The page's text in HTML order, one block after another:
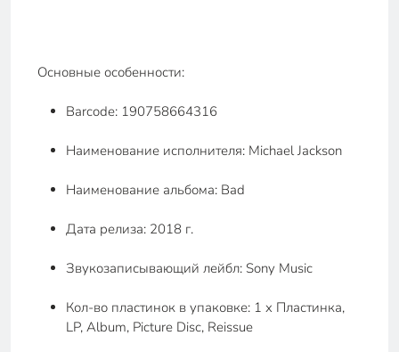
Основные особенности:
Barcode: 190758664316
Наименование исполнителя: Michael Jackson
Наименование альбома: Bad
Дата релиза: 2018 г.
Звукозаписывающий лейбл: Sony Music
Кол-во пластинок в упаковке: 1 x Пластинка,
LP, Album, Picture Disc, Reissue